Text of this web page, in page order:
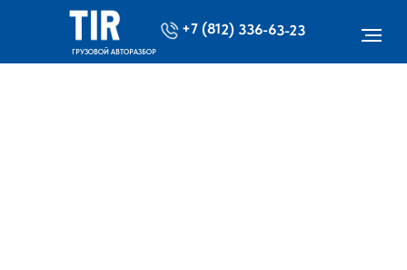
+7 (812) 336-63-23
ГРУЗОВОЙ АВТОРАЗБОР